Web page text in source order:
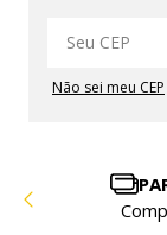
Não sei meu CEP